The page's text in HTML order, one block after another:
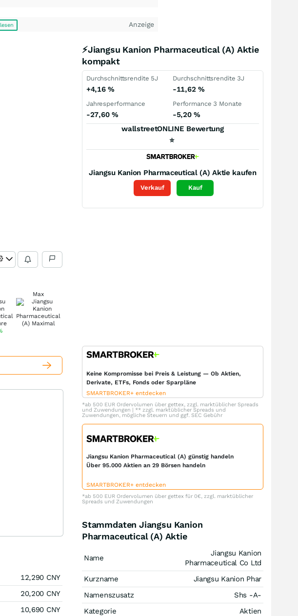
Anzeige
Max
⚡Jiangsu Kanion Pharmaceutical (A) Aktie
kompakt
Durchschnittsrendite 5J
+4,16%
Durchschnittsrendite 3J
-11,62 %
Jahresperformance
-27,60 %
Performance 3 Monate
-5,20%
wallstreetONLINE Bewertung
⭐
Jiangsu Kanion Pharmaceutical (A) Aktie kaufen
Verkauf Kauf
12,290 CNY
20,200 CNY
10,690 CNY
Keine Kompromisse bei Preis & Leistung — Ob Aktien,
Derivate, ETFs, Fonds oder Sparpläne
SMARTBROKER+ entdecken
*ab 500 EUR Ordervolumen über gettex, zzgl. marktüblicher Spreads
und Zuwendungen | ** zzgl. marktüblicher Spreads und
Zuwendungen, mögliche Steuern und ggf. SEC Gebühr
Jiangsu Kanion Pharmaceutical (A) günstig handeln
Über 95.000 Aktien an 29 Börsen handeln
SMARTBROKER+ entdecken
*ab 500 EUR Ordervolumen über gettex für 0€, zzgl. marktüblicher
Spreads und Zuwendungen
Stammdaten Jiangsu Kanion
Pharmaceutical (A) Aktie
Name
Jiangsu Kanion
Pharmaceutical Co Ltd
Kurzname
Jiangsu Kanion Phar
Namenszusatz
Shs -A-
Kategorie
Aktien